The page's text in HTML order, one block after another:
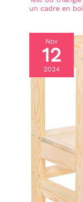
un cadre en
Nov
12
2024